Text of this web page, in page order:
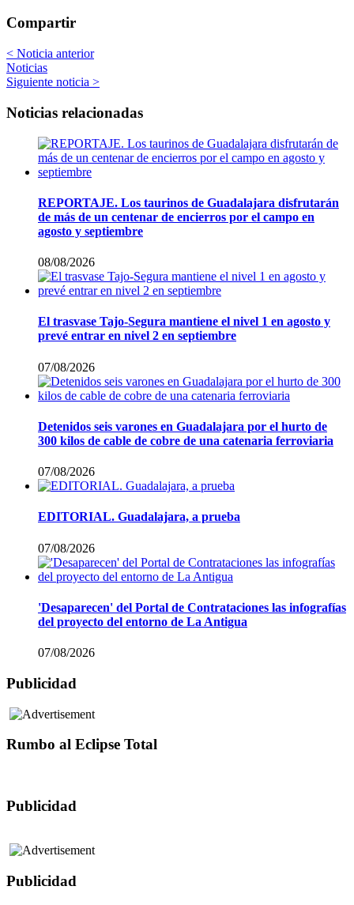
Compartir
< Noticia anterior
Noticias
Siguiente noticia >
Noticias relacionadas
REPORTAJE. Los taurinos de Guadalajara disfrutarán
de más de un centenar de encierros por el campo en
agosto y septiembre
08/08/2026
El trasvase Tajo-Segura mantiene el nivel 1 en agosto y
prevé entrar en nivel 2 en septiembre
07/08/2026
Detenidos seis varones en Guadalajara por el hurto de
300 kilos de cable de cobre de una catenaria ferroviaria
07/08/2026
EDITORIAL. Guadalajara, a prueba
07/08/2026
'Desaparecen' del Portal de Contrataciones las infografías
del proyecto del entorno de La Antigua
07/08/2026
Publicidad
Rumbo al Eclipse Total
Publicidad
Publicidad